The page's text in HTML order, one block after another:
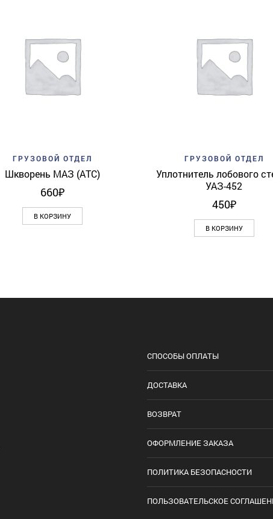
Add to wishlist Quick View
ГРУЗОВОЙ ОТДЕЛ
Шкворень МАЗ (АТС)
660₽
В КОРЗИНУ
Add to wishlist Quick
ГРУЗОВОЙ ОТДЕЛ
Уплотнитель лобового
УАЗ-452
450₽
В КОРЗИНУ
СПОСОБЫ ОПЛАТЫ
ДОСТАВКА
ВОЗВРАТ
ОФОРМЛЕНИЕ ЗАКАЗА
ПОЛИТИКА БЕЗОПАСНОСТИ
ПОЛЬЗОВАТЕЛЬСКОЕ